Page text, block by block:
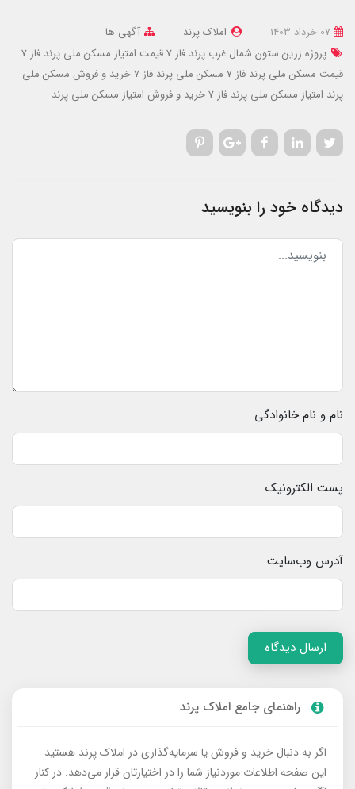
املاک پرند
آگهی ها
پروژه زرین ستون شمال غرب پرند فاز 7
قیمت امتیاز مسکن ملی پرند فاز 7
قیمت مسکن ملی پرند فاز 7
مسکن ملی پرند فاز 7
خرید و فروش مسکن ملی
پرند امتیاز مسکن ملی پرند فاز 7 خرید و فروش امتیاز مسکن ملی پرند
دیدگاه خود را بنویسید
نام و نام خانوادگی
پست الکترونیک
آدرس وب‌سایت
ارسال دیدگاه
راهنمای جامع املاک پرند
اگر به دنبال خرید و فروش یا سرمایه‌گذاری در املاک پرند هستید
این صفحه اطلاعات موردنیاز شما را در اختیارتان قرار می‌دهد. در کنار